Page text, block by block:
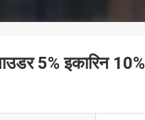
5% इकारिन